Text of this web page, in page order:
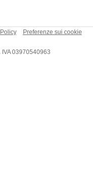
Preferenze sui cookie
IVA 03970540963